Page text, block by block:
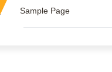
Sample Page